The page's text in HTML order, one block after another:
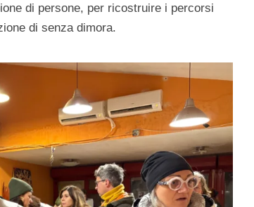
di persone, per ricostruire i percorsi
di senza dimora.